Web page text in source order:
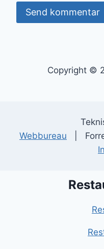
Copyright ©
Webbureau |